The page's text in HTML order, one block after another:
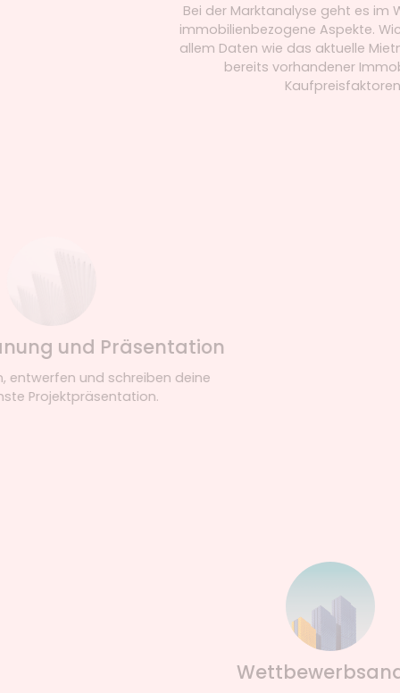
Bei der Marktanalyse geht es im
immobilienbezogene Aspekte. Wichtig
allem Daten wie das aktuelle
bereits vorhandener Immobilien
Kaufpreisfaktoren.
und Präsentation
entwerfen und schreiben deine
nächste Projektpräsentation.
Wettbewerbsanalyse